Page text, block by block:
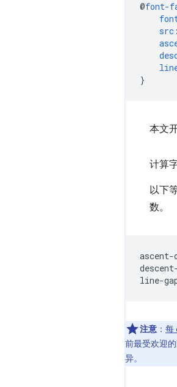
@font-
src :
}
本文
计算
以下
数。
ascent-
注意 ： 每
前最受欢迎
异。